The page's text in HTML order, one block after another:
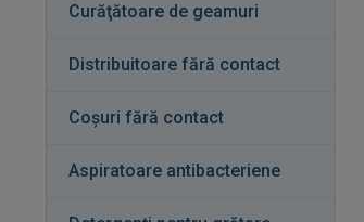
Curăţătoare de geamuri
Distribuitoare fără contact
Coșuri fără contact
Aspiratoare antibacteriene